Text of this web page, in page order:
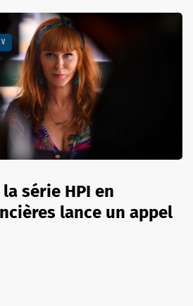
série HPI en
lance un appel